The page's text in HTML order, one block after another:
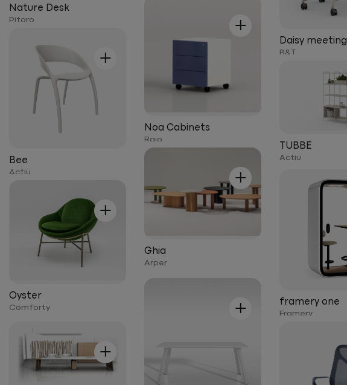
Nature Desk
Pitaro
Daisy meeting
B&T
+
Noa Cabinets
Raio
+
Bee
Actiu
TUBBE
Actiu
+
Ghia
Arper
framery one
Framery
+
Oyster
Comforty +
+